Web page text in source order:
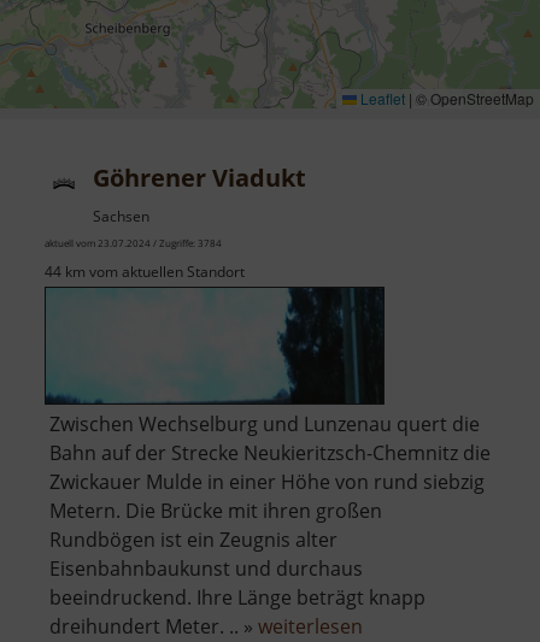
Leaflet | © OpenStreetMap
Göhrener Viadukt
Sachsen
aktuell vom 23.07.2024 / Zugriffe: 3784
44 km vom aktuellen Standort
Zwischen Wechselburg und Lunzenau quert die
Bahn auf der Strecke Neukieritzsch-Chemnitz die
Zwickauer Mulde in einer Höhe von rund siebzig
Metern. Die Brücke mit ihren großen
Rundbögen ist ein Zeugnis alter
Eisenbahnbaukunst und durchaus
beeindruckend. Ihre Länge beträgt knapp
dreihundert Meter. .. » weiterlesen